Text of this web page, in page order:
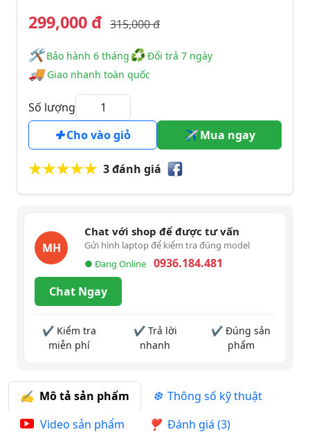
299,000 đ 315,000 đ
🛠️️ Bảo hành 6 tháng♻Đổi trả 7 ngày
🚚Giao nhanh toàn quốc
Số lượng
Cho vào giỏ
Mua ngay
3 đánh giá
MH
Chat với shop để được tư vấn
Gửi hình laptop để kiểm tra đúng model
● Đang Online
0936.184.481
Chat Ngay
✔ Kiểm tra
miễn phí
✔ Trả lời
nhanh
✔ Đúng sản
phẩm
Mô tả sản phẩm
Thông số kỹ thuật
Video sản phẩm
Đánh giá (3)